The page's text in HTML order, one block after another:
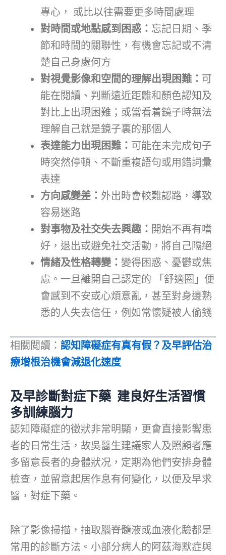
專心， 或比以往需要更多時間處理
對時間或地點感到困惑： 忘記日期、季
節和時間的關聯性，有機會忘記或不清
楚自己身處何方
對視覺影像和空間的理解出現困難： 可
能在閱讀、判斷遠近距離和顏色認知及
對比上出現困難；或當看着鏡子時無法
理解自己就是鏡子裏的那個人
表達能力出現困難： 可能在未完成句子
時突然停頓、不斷重複語句或用錯詞彙
表達
方向感變差： 外出時會較難認路，導致
容易迷路
對事物及社交失去興趣： 開始不再有嗜
好，退出或避免社交活動，將自己隔絕
情緒及性格轉變： 變得困惑、憂鬱或焦
慮。一旦離開自己認定的 「舒適圈」便
會感到不安或心煩意亂，甚至對身邊熟
悉的人失去信任，例如常懷疑被人偷錢
相關閲讀： 認知障礙症有真有假？及早評估治
療增根治機會減退化速度
及早診斷對症下藥 建良好生活習慣
多訓練腦力
認知障礙症的徵狀非常明顯，更會直接影響患
者的日常生活，故吳醫生建議家人及照顧者應
多留意長者的身體狀况，定期為他們安排身體
檢查，並留意起居作息有何變化，以便及早求
醫，對症下藥。
除了影像掃描，抽取腦脊髓液或血液化驗都是
常用的診斷方法。小部分病人的阿茲海默症與